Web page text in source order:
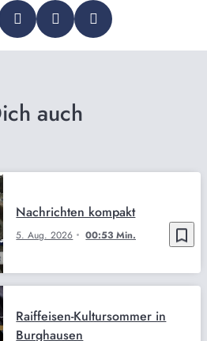
auch
bookmark_border
5. Aug. 2026 00:53 Min.
Nachrichten kompakt
Raiffeisen-Kultursommer in
Burghausen